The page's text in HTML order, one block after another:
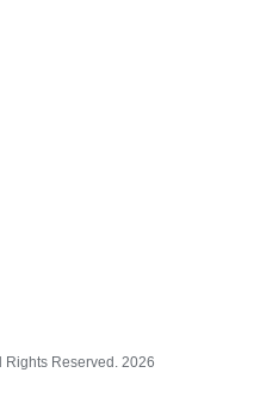
Rights Reserved. 2026